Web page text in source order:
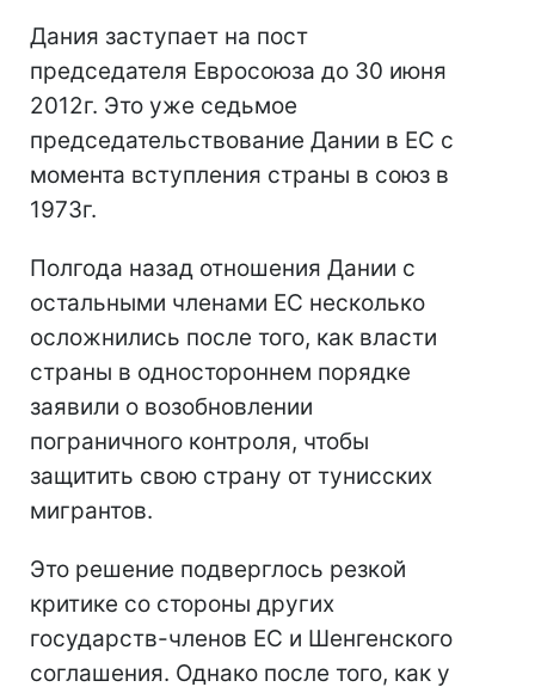
Дания заступает на пост
председателя Евросоюза до 30 июня
2012г. Это уже седьмое
председательствование Дании в ЕС с
момента вступления страны в союз в
1973г.
Полгода назад отношения Дании с
остальными членами ЕС несколько
осложнились после того, как власти
страны в одностороннем порядке
заявили о возобновлении
пограничного контроля, чтобы
защитить свою страну от тунисских
мигрантов.
Это решение подверглось резкой
критике со стороны других
государств-членов ЕС и Шенгенского
соглашения. Однако после того, как у